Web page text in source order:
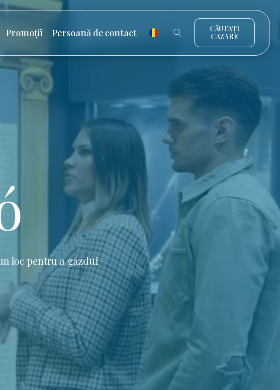
Promoții Persoană de contact
CĂUTAȚI
CAZARE
loc pentru a găzdui